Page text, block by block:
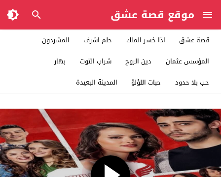
موقع قصة عشق
قصة عشق اذا خسر الملك حلم اشرف
المشردون
المؤسس عثمان
دين الروح شراب التوت
بهار
حب بلا حدود
حبات اللؤلؤ المدينة البعيدة